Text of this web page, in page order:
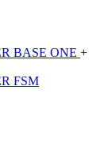
BASE ONE +
FSM